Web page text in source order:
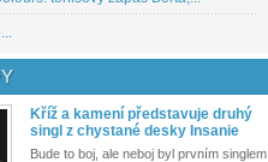
Kříž a kamení představuje druhý
singl z chystané desky Insanie
Bude to boj, ale neboj byl prvním singlem